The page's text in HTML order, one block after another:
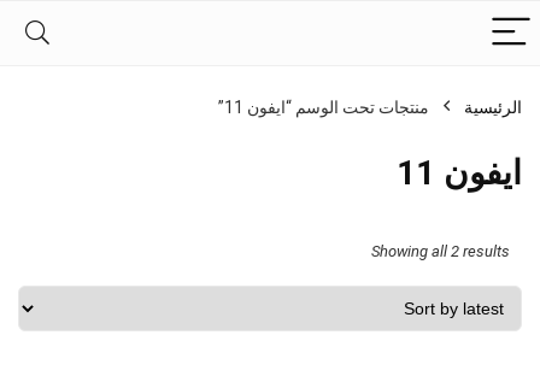
الرئيسية منتجات تحت الوسم “ايفون 11”
ايفون 11
Showing all 2 results
Sorted
by